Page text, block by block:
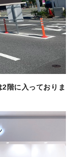
階に入っておりま